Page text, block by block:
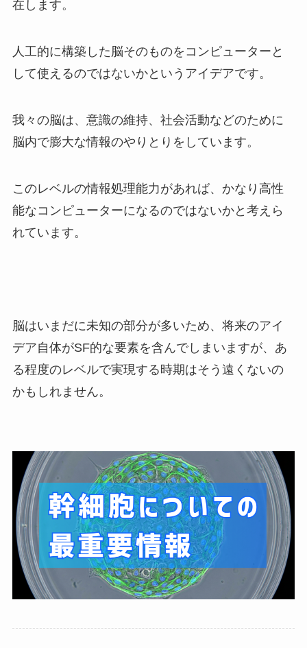
在します。
人工的に構築した脳そのものをコンピューターと
して使えるのではないかというアイデアです。
我々の脳は、意識の維持、社会活動などのために
脳内で膨大な情報のやりとりをしています。
このレベルの情報処理能力があれば、かなり高性
能なコンピューターになるのではないかと考えら
れています。
脳はいまだに未知の部分が多いため、将来のアイ
デア自体がSF的な要素を含んでしまいますが、あ
る程度のレベルで実現する時期はそう遠くないの
かもしれません。